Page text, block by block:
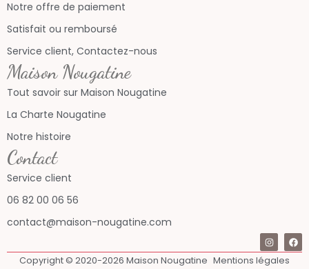
Notre offre de paiement
Satisfait ou remboursé
Service client, Contactez-nous
Maison Nougatine
Tout savoir sur Maison Nougatine
La Charte Nougatine
Notre histoire
Contact
Service client
06 82 00 06 56
contact@maison-nougatine.com
Copyright © 2020-2026 Maison Nougatine Mentions légales